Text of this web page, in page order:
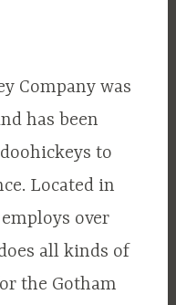
Company was
has been
to
Located in
over
all kinds of
the Gotham